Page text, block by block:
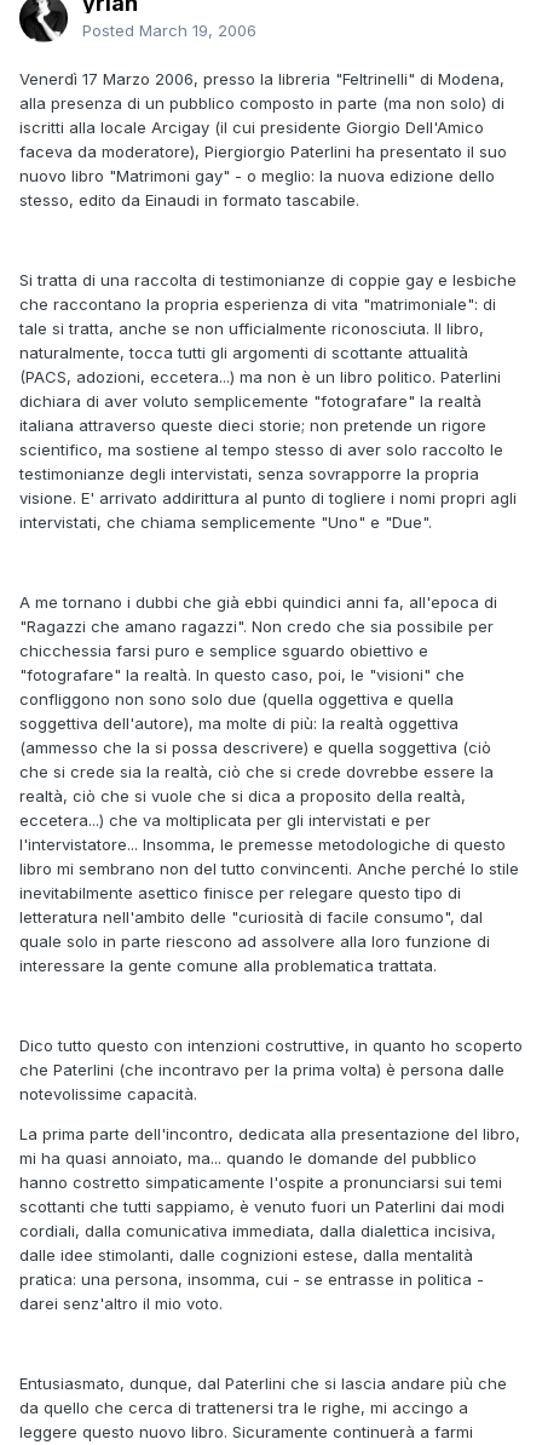
Posted March 19, 2006
Venerdì 17 Marzo 2006, presso la libreria "Feltrinelli" di Modena,
alla presenza di un pubblico composto in parte (ma non solo) di
iscritti alla locale Arcigay (il cui presidente Giorgio Dell'Amico
faceva da moderatore), Piergiorgio Paterlini ha presentato il suo
nuovo libro "Matrimoni gay" - o meglio: la nuova edizione dello
stesso, edito da Einaudi in formato tascabile.
Si tratta di una raccolta di testimonianze di coppie gay e lesbiche
che raccontano la propria esperienza di vita "matrimoniale": di
tale si tratta, anche se non ufficialmente riconosciuta. Il libro,
naturalmente, tocca tutti gli argomenti di scottante attualità
(PACS, adozioni, eccetera...) ma non è un libro politico. Paterlini
dichiara di aver voluto semplicemente "fotografare" la realtà
italiana attraverso queste dieci storie; non pretende un rigore
scientifico, ma sostiene al tempo stesso di aver solo raccolto le
testimonianze degli intervistati, senza sovrapporre la propria
visione. E' arrivato addirittura al punto di togliere i nomi propri agli
intervistati, che chiama semplicemente "Uno" e "Due".
A me tornano i dubbi che già ebbi quindici anni fa, all'epoca di
"Ragazzi che amano ragazzi". Non credo che sia possibile per
chicchessia farsi puro e semplice sguardo obiettivo e
"fotografare" la realtà. In questo caso, poi, le "visioni" che
confliggono non sono solo due (quella oggettiva e quella
soggettiva dell'autore), ma molte di più: la realtà oggettiva
(ammesso che la si possa descrivere) e quella soggettiva (ciò
che si crede sia la realtà, ciò che si crede dovrebbe essere la
realtà, ciò che si vuole che si dica a proposito della realtà,
eccetera...) che va moltiplicata per gli intervistati e per
l'intervistatore... Insomma, le premesse metodologiche di questo
libro mi sembrano non del tutto convincenti. Anche perché lo stile
inevitabilmente asettico finisce per relegare questo tipo di
letteratura nell'ambito delle "curiosità di facile consumo", dal
quale solo in parte riescono ad assolvere alla loro funzione di
interessare la gente comune alla problematica trattata.
Dico tutto questo con intenzioni costruttive, in quanto ho scoperto
che Paterlini (che incontravo per la prima volta) è persona dalle
notevolissime capacità.
La prima parte dell'incontro, dedicata alla presentazione del libro,
mi ha quasi annoiato, ma... quando le domande del pubblico
hanno costretto simpaticamente l'ospite a pronunciarsi sui temi
scottanti che tutti sappiamo, è venuto fuori un Paterlini dai modi
cordiali, dalla comunicativa immediata, dalla dialettica incisiva,
dalle idee stimolanti, dalle cognizioni estese, dalla mentalità
pratica: una persona, insomma, cui - se entrasse in politica -
darei senz'altro il mio voto.
Entusiasmato, dunque, dal Paterlini che si lascia andare più che
da quello che cerca di trattenersi tra le righe, mi accingo a
leggere questo nuovo libro. Sicuramente continuerà a farmi